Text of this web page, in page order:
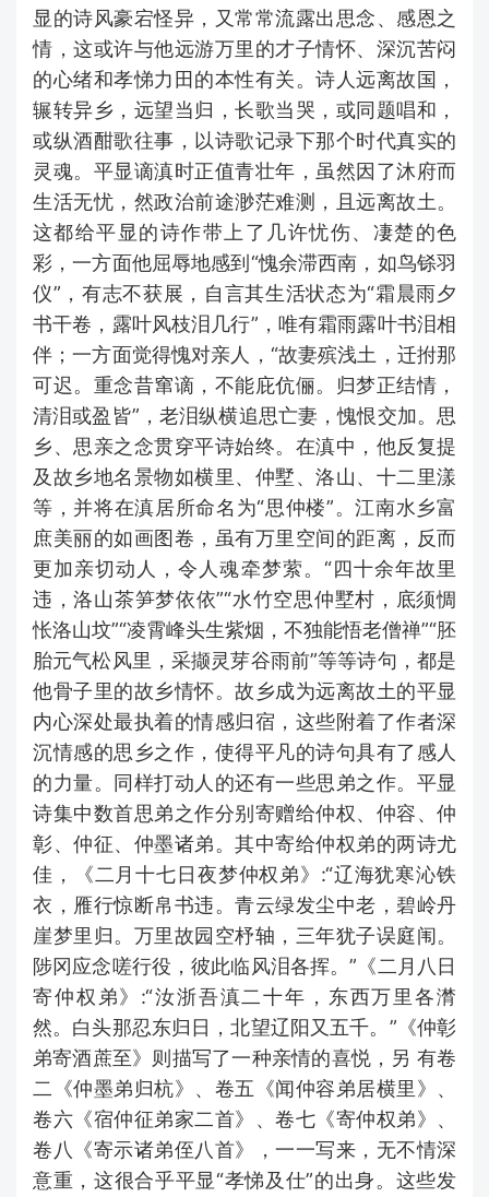
显的诗风豪宕怪异，又常常流露出思念、感恩之
情，这或许与他远游万里的才子情怀、深沉苦闷
的心绪和孝悌力田的本性有关。诗人远离故国，
辗转异乡，远望当归，长歌当哭，或同题唱和，
或纵酒酣歌往事，以诗歌记录下那个时代真实的
灵魂。平显谪滇时正值青壮年，虽然因了沐府而
生活无忧，然政治前途渺茫难测，且远离故土。
这都给平显的诗作带上了几许忧伤、凄楚的色
彩，一方面他屈辱地感到“愧余滞西南，如鸟铩羽
仪”，有志不获展，自言其生活状态为“霜晨雨夕
书干卷，露叶风枝泪几行”，唯有霜雨露叶书泪相
伴；一方面觉得愧对亲人，“故妻殡浅土，迁拊那
可迟。重念昔窜谪，不能庇伉俪。归梦正结情，
清泪或盈皆”，老泪纵横追思亡妻，愧恨交加。思
乡、思亲之念贯穿平诗始终。在滇中，他反复提
及故乡地名景物如横里、仲墅、洛山、十二里漾
等，并将在滇居所命名为“思仲楼”。江南水乡富
庶美丽的如画图卷，虽有万里空间的距离，反而
更加亲切动人，令人魂牵梦萦。“四十余年故里
违，洛山茶笋梦依依”“水竹空思仲墅村，底须惆
怅洛山坟”“凌霄峰头生紫烟，不独能悟老僧禅”“胚
胎元气松风里，采撷灵芽谷雨前”等等诗句，都是
他骨子里的故乡情怀。故乡成为远离故土的平显
内心深处最执着的情感归宿，这些附着了作者深
沉情感的思乡之作，使得平凡的诗句具有了感人
的力量。同样打动人的还有一些思弟之作。平显
诗集中数首思弟之作分别寄赠给仲权、仲容、仲
彰、仲征、仲墨诸弟。其中寄给仲权弟的两诗尤
佳，《二月十七日夜梦仲权弟》:“辽海犹寒沁铁
衣，雁行惊断帛书违。青云绿发尘中老，碧岭丹
崖梦里归。万里故园空杼轴，三年犹子误庭闱。
陟冈应念嗟行役，彼此临风泪各挥。”《二月八日
寄仲权弟》:“汝浙吾滇二十年，东西万里各潸
然。白头那忍东归日，北望辽阳又五千。”《仲彰
弟寄酒蔗至》则描写了一种亲情的喜悦，另 有卷
二《仲墨弟归杭》、卷五《闻仲容弟居横里》、
卷六《宿仲征弟家二首》、卷七《寄仲权弟》、
卷八《寄示诸弟侄八首》，一一写来，无不情深
意重，这很合乎平显“孝悌及仕”的出身。这些发